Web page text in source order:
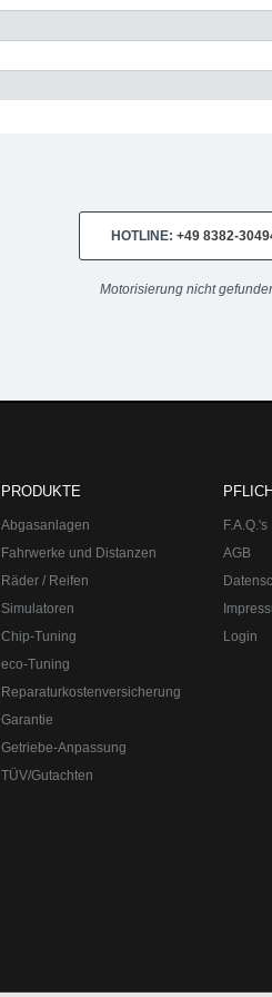
HOTLINE: +49 8382-
Motorisierung nicht
PRODUKTE
Abgasanlagen
Fahrwerke und Distanzen
Räder / Reifen
Simulatoren
Chip-Tuning
eco-Tuning
Reparaturkostenversicherung
Garantie
Getriebe-Anpassung
TÜV/Gutachten
F.A.Q.'s
AGB
Login